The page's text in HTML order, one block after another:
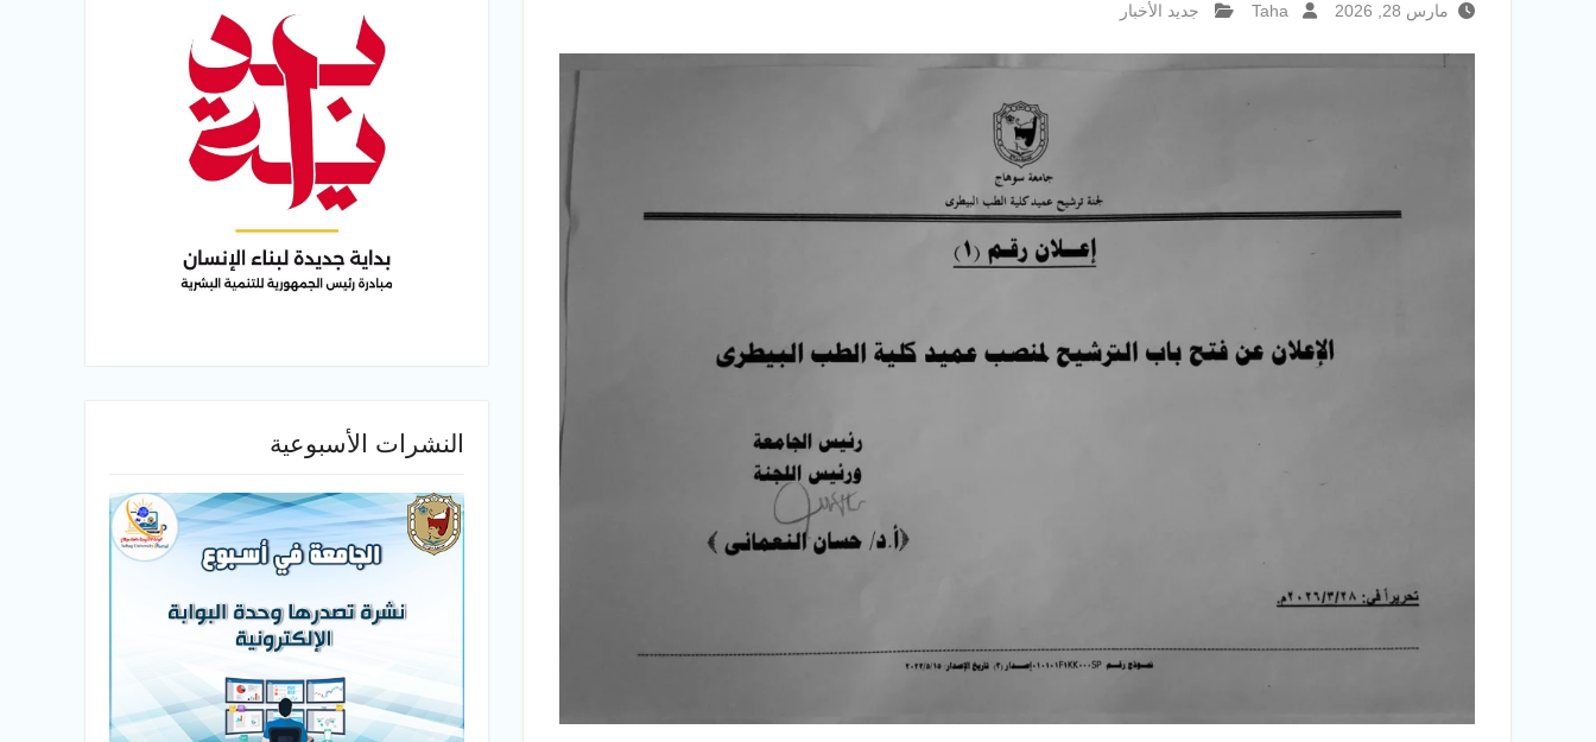
مارس 28, 2026 Taha جديد الأخبار
النشرات الأسبوعية